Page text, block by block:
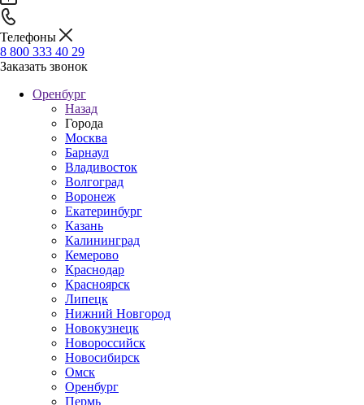
Телефоны
8 800 333 40 29
Заказать звонок
Оренбург
Назад
Города
Москва
Барнаул
Владивосток
Волгоград
Воронеж
Екатеринбург
Казань
Калининград
Кемерово
Краснодар
Красноярск
Липецк
Нижний Новгород
Новокузнецк
Новороссийск
Новосибирск
Омск
Оренбург
Пермь